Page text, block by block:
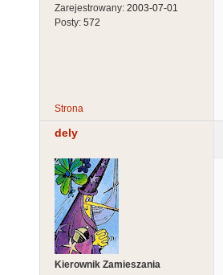
Zarejestrowany: 2003-07-01
Posty: 572
Strona
dely
Kierownik Zamieszania